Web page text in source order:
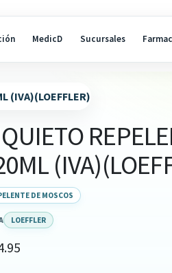
MedicD Sucursales
(IVA)(LOEFFLER)
DE MOSCOS
LOEFFLER